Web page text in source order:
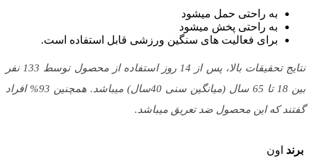
به راحتی حمل میشود
به راحتی پخش میشود
برای فعالیت های سنگین ورزشی قابل استفاده است.
نتایج تحقیقات بالا، پس از 14 روز استفاده از محصول توسط 133 نفر
بین 18 تا 65 سال (میانگین سنی 40سال) میباشد. همچنین 93% افراد
گفتند که این محصول ضد تعریق میباشد.
برند اون